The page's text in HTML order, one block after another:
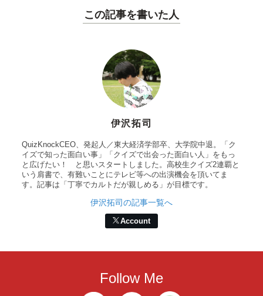
この記事を書いた人
伊沢拓司
QuizKnockCEO、発起人／東大経済学部卒、大学院中退。「ク
イズで知った面白い事」「クイズで出会った面白い人」をもっ
と広げたい！ と思いスタートしました。高校生クイズ2連覇と
いう肩書で、有難いことにテレビ等への出演機会を頂いてま
す。記事は「丁寧でカルトだが親しめる」が目標です。
伊沢拓司の記事一覧へ
Account
Follow Me